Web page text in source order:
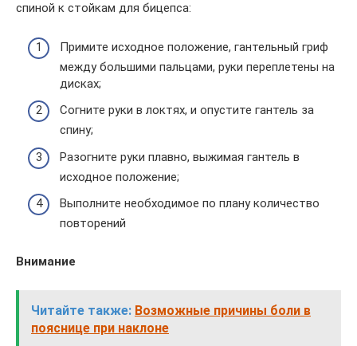
спиной к стойкам для бицепса:
Примите исходное положение, гантельный гриф
между большими пальцами, руки переплетены на
дисках;
Согните руки в локтях, и опустите гантель за
спину;
Разогните руки плавно, выжимая гантель в
исходное положение;
Выполните необходимое по плану количество
повторений
Внимание
Читайте также: Возможные причины боли в
пояснице при наклоне